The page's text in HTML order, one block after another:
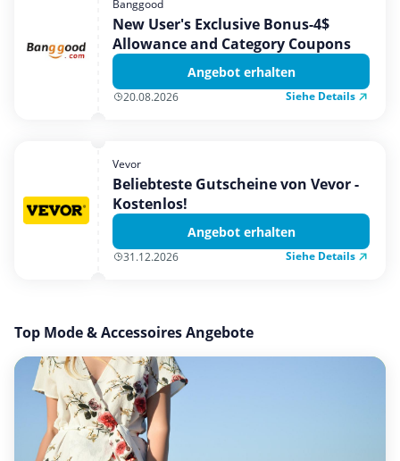
Banggood
New User's Exclusive Bonus-4$
Allowance and Category Coupons
Angebot erhalten
20.08.2026 Siehe Details
Vevor
Beliebteste Gutscheine von Vevor -
Kostenlos!
Angebot erhalten
31.12.2026 Siehe Details
Top Mode & Accessoires Angebote